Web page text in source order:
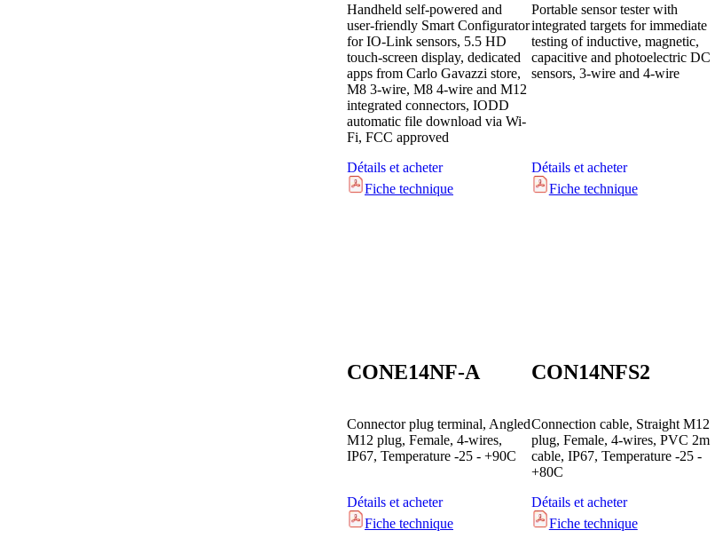
Handheld self-powered and
user-friendly Smart Configurator
for IO-Link sensors, 5.5 HD
touch-screen display, dedicated
apps from Carlo Gavazzi store,
M8 3-wire, M8 4-wire and M12
integrated connectors, IODD
automatic file download via Wi-
Fi, FCC approved
Détails et acheter
Fiche technique
Portable sensor tester with
integrated targets for immediate
testing of inductive, magnetic,
capacitive and photoelectric DC
sensors, 3-wire and 4-wire
Détails et acheter
Fiche technique
CONE14NF-A
Connector plug terminal, Angled
M12 plug, Female, 4-wires,
IP67, Temperature -25 - +90C
Détails et acheter
Fiche technique
CON14NFS2
Connection cable, Straight M12
plug, Female, 4-wires, PVC 2m
cable, IP67, Temperature -25 -
+80C
Détails et acheter
Fiche technique